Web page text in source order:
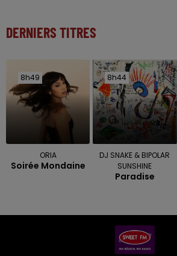
DERNIERS TITRES
8h49
8h49
ORIA
Soirée Mondaine
8h44
8h44
DJ SNAKE & BIPOLAR
SUNSHINE
Paradise